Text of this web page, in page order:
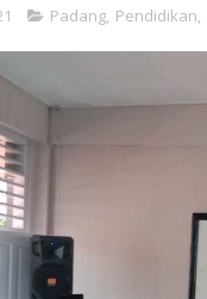
Padang, Pendidikan,